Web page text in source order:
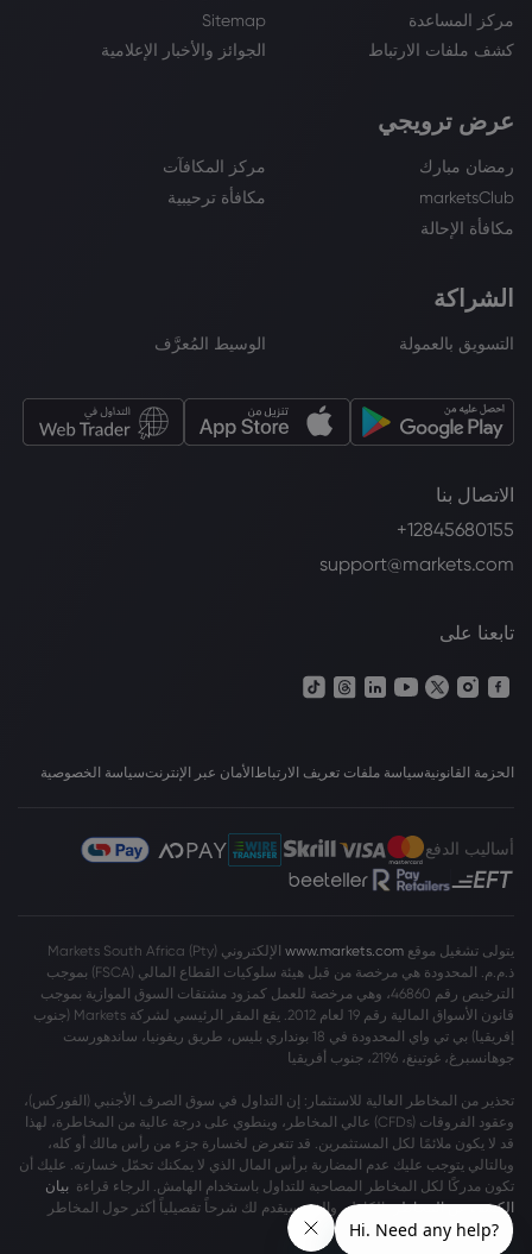
مركز المساعدة
Sitemap
كشف ملفات الارتباط
الجوائز والأخبار الإعلامية
عرض ترويجي
رمضان مبارك
مركز المكافآت
marketsClub
مكافأة ترحيبية
مكافأة الإحالة
الشراكة
التسويق بالعمولة الوسيط المُعرَّف
الاتصال بنا
+12845680155
support@markets.com
تابعنا على
الحزمة القانونيةسياسة ملفات تعريف الارتباط الأمان عبر الإنترنتسياسة الخصوصية
أساليب الدفع
يتولى تشغيل موقع www.markets.com
الإلكتروني Markets South Africa (Pty)
ذ.م.م. المحدودة هي مرخصة من قبل هيئة سلوكيات القطاع المالي (FSCA) بموجب
الترخيص رقم 46860، وهي مرخصة للعمل كمزود مشتقات السوق الموازية بموجب
قانون الأسواق المالية رقم 19 لعام 2012. يقع المقر الرئيسي لشركة Markets (جنوب
إفريقيا) بي تي واي المحدودة في 18 بونداري بليس، طريق ريفونيا، ساندهورست
جوهانسبرغ، غوتينغ، 2196، جنوب أفريقيا
تحذير من المخاطر العالية للاستثمار: إن التداول في سوق الصرف الأجنبي (الفوركس)،
وعقود الفروقات (CFDs) عالي المخاطر، وينطوي على درجة عالية من المخاطرة، لهذا
قد لا يكون ملائمًا لكل المستثمرين. قد تتعرض لخسارة جزء من رأس مالك أو كله،
وبالتالي يتوجب عليك عدم المضاربة برأس المال الذي لا يمكنك تحمّل خسارته. عليك أن
تكون مدركًا لكل المخاطر المصاحبة للتداول باستخدام الهامش. الرجاء قراءة بيان
الكشف عن المخاطربالكامل، والذي سيقدم لك شرحاً تفصيلياً أكثر حول المخاطر
المشمولة.